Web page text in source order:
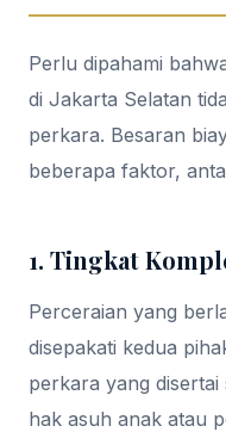
Perlu dipahami
di Jakarta Selatan
perkara. Besaran
beberapa faktor,
1. Tingkat
Perceraian yang
disepakati kedua
perkara yang
hak asuh anak atau